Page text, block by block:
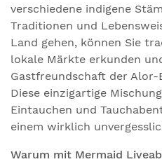
verschiedene indigene
Traditionen und
Land gehen, können Sie
lokale Märkte erkunden
Gastfreundschaft der
Diese einzigartige
Eintauchen und
einem wirklich
Warum mit Mermaid